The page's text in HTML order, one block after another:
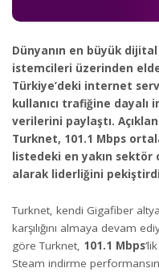
Dünyanın en büyük
istemcileri üzerinden
Türkiye’deki internet
kullanıcı trafiğine dayalı
verilerini paylaştı.
Turknet, 101.1 Mbps
listedeki en yakın sektör
alarak liderliğini
Turknet, kendi Gigafiber
karşılığını almaya devam
göre Turknet, 101.1 Mbps
Steam indirme